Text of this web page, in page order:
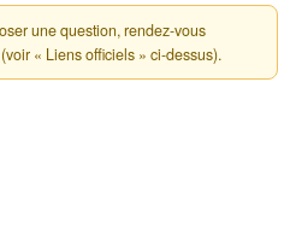
une question, rendez-vous
« Liens officiels » ci-dessus).